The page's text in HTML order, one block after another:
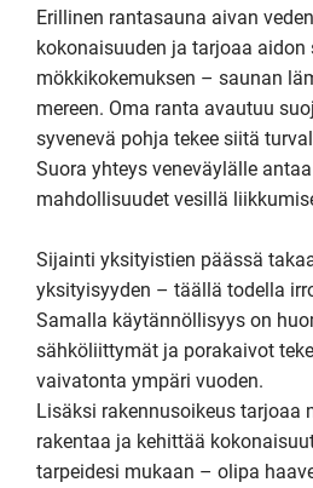
Erillinen rantasauna aivan
kokonaisuuden ja tarjoaa aidon
mökkikokemuksen – saunan
mereen. Oma ranta avautuu
syvenevä pohja tekee siitä
Suora yhteys veneväylälle
mahdollisuudet vesillä
Sijainti yksityistien päässä
yksityisyyden – täällä todella
Samalla käytännöllisyys on
sähköliittymät ja porakaivot
vaivatonta ympäri vuoden.
Lisäksi rakennusoikeus tarjoaa
rakentaa ja kehittää
tarpeidesi mukaan – olipa